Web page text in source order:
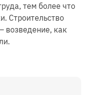
тем более что
Строительство
возведение, как